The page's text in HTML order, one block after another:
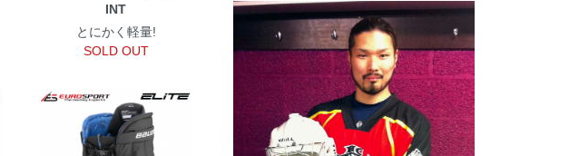
INT
とにかく軽量!
SOLD OUT